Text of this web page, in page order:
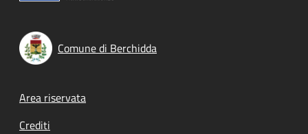
Comune di Berchidda
Footer menu
Area riservata
Crediti